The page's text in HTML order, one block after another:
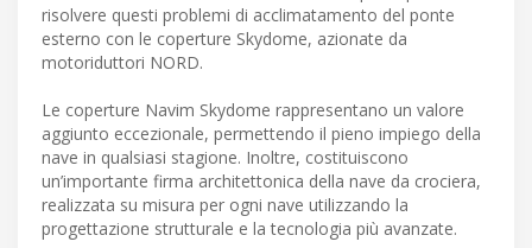
risolvere questi problemi di acclimatamento del ponte
esterno con le coperture Skydome, azionate da
motoriduttori NORD.
Le coperture Navim Skydome rappresentano un valore
aggiunto eccezionale, permettendo il pieno impiego della
nave in qualsiasi stagione. Inoltre, costituiscono
un’importante firma architettonica della nave da crociera,
realizzata su misura per ogni nave utilizzando la
progettazione strutturale e la tecnologia più avanzate.